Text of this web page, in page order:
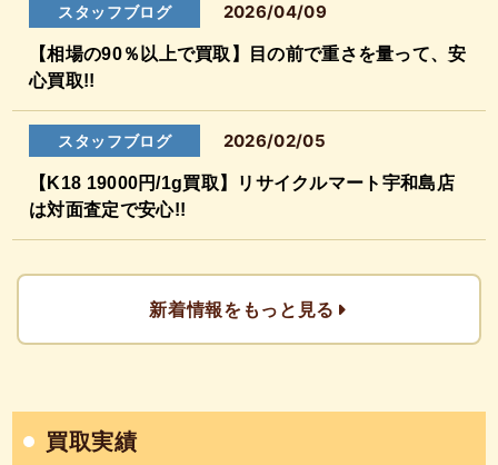
スタッフブログ 2026/04/09
【相場の90％以上で買取】目の前で重さを量って、安
心買取!!
スタッフブログ 2026/02/05
【K18 19000円/1g買取】リサイクルマート宇和島店
は対面査定で安心!!
新着情報をもっと見る
買取実績